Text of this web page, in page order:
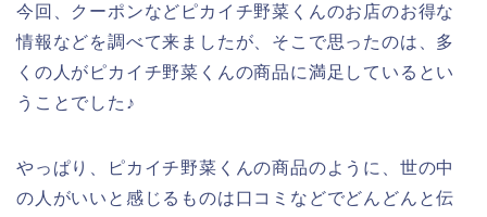
今回、クーポンなどピカイチ野菜くんのお店のお得な
情報などを調べて来ましたが、そこで思ったのは、多
くの人がピカイチ野菜くんの商品に満足しているとい
うことでした♪
やっぱり、ピカイチ野菜くんの商品のように、世の中
の人がいいと感じるものは口コミなどでどんどんと伝